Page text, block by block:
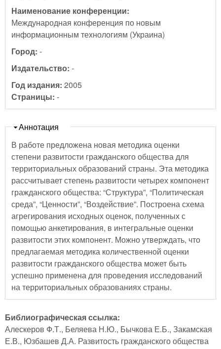
Наименование конференции:
Международная конференция по новым
информационным технологиям (Украина)
Город: -
Издательство: -
Год издания: 2005
Страницы: -
Скрыть
Аннотация
В работе предложена новая методика оценки
степени развитости гражданского общества для
территориальных образований страны. Эта методика
рассчитывает степень развитости четырех компонент
гражданского общества: “Структура”, “Политическая
среда”, “Ценности”, “Воздействие”. Построена схема
агрегирования исходных оценок, полученных с
помощью анкетирования, в интегральные оценки
развитости этих компонент. Можно утверждать, что
предлагаемая методика количественной оценки
развитости гражданского общества может быть
успешно применена для проведения исследований
на территориальных образованиях страны.
Библиографическая ссылка:
Алескеров Ф.Т., Беляева Н.Ю., Бычкова Е.Б., Закамская
Е.В., Юзбашев Д.А. Развитость гражданского общества